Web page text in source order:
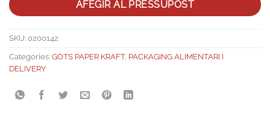
AFEGIR AL PRESSUPOST
SKU: 0200142
Categories: GOTS PAPER KRAFT, PACKAGING ALIMENTARI I
DELIVERY